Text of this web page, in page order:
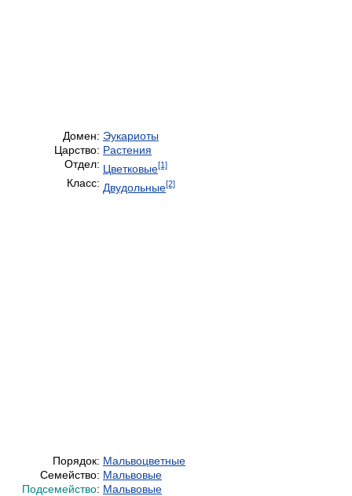
Домен: Эукариоты
Царство: Растения
Отдел: Цветковые[1]
Класс: Двудольные[2]
Порядок: Мальвоцветные
Семейство: Мальвовые
Подсемейство: Мальвовые